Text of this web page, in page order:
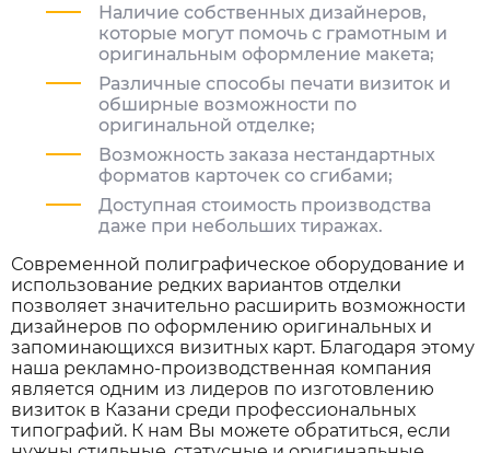
Наличие собственных дизайнеров,
которые могут помочь с грамотным и
оригинальным оформление макета;
Различные способы печати визиток и
обширные возможности по
оригинальной отделке;
Возможность заказа нестандартных
форматов карточек со сгибами;
Доступная стоимость производства
даже при небольших тиражах.
Современной полиграфическое оборудование и
использование редких вариантов отделки
позволяет значительно расширить возможности
дизайнеров по оформлению оригинальных и
запоминающихся визитных карт. Благодаря этому
наша рекламно-производственная компания
является одним из лидеров по изготовлению
визиток в Казани среди профессиональных
типографий. К нам Вы можете обратиться, если